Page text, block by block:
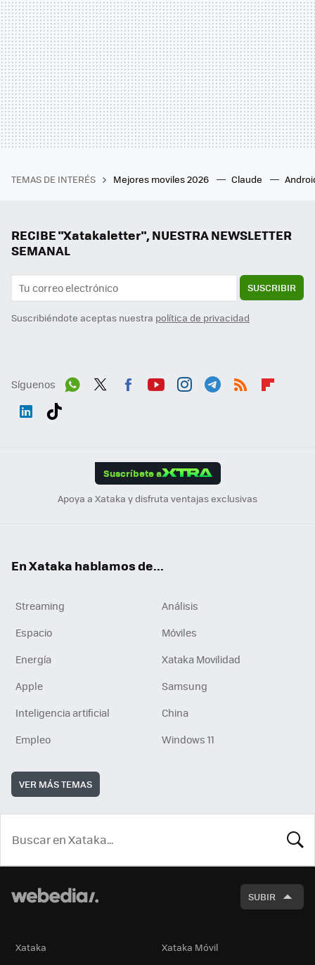
TEMAS DE INTERÉS Mejores moviles 2026 Claude
RECIBE "Xatakaletter", NUESTRA NEWSLETTER
SEMANAL
SUSCRIBIR
Suscribiéndote aceptas nuestra política de privacidad
Síguenos
Suscríbete a
Apoya a Xataka y disfruta ventajas exclusivas
En Xataka hablamos de...
Streaming
Análisis
Espacio
Móviles
Energía
Xataka Movilidad
Apple
Samsung
Inteligencia artificial
China
Empleo
Windows 11
VER MÁS TEMAS
SUBIR
Xataka
Xataka Móvil